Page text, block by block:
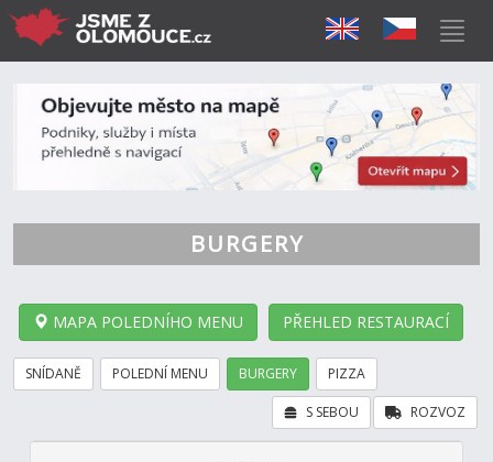
BURGERY
MAPA POLEDNÍHO MENU PŘEHLED RESTAURACÍ
SNÍDANĚ POLEDNÍ MENU BURGERY PIZZA
ROZVOZ
S SEBOU